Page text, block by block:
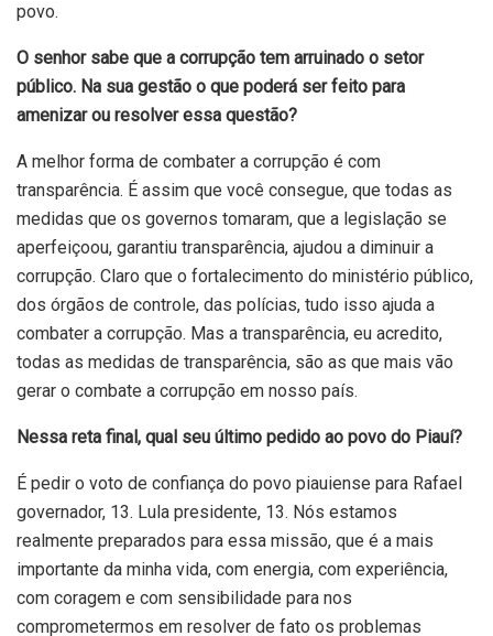
povo.
O senhor sabe que a corrupção tem arruinado o setor
público. Na sua gestão o que poderá ser feito para
amenizar ou resolver essa questão?
A melhor forma de combater a corrupção é com
transparência. É assim que você consegue, que todas as
medidas que os governos tomaram, que a legislação se
aperfeiçoou, garantiu transparência, ajudou a diminuir a
corrupção. Claro que o fortalecimento do ministério público,
dos órgãos de controle, das polícias, tudo isso ajuda a
combater a corrupção. Mas a transparência, eu acredito,
todas as medidas de transparência, são as que mais vão
gerar o combate a corrupção em nosso país.
Nessa reta final, qual seu último pedido ao povo do Piauí?
É pedir o voto de confiança do povo piauiense para Rafael
governador, 13. Lula presidente, 13. Nós estamos
realmente preparados para essa missão, que é a mais
importante da minha vida, com energia, com experiência,
com coragem e com sensibilidade para nos
comprometermos em resolver de fato os problemas